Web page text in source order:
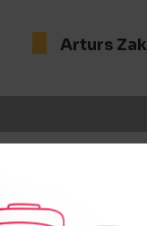
Arturs